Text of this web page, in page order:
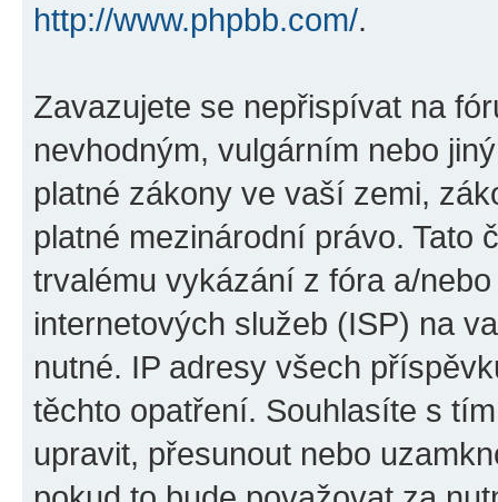
http://www.phpbb.com/.
Zavazujete se nepřispívat na
nevhodným, vulgárním nebo
platné zákony ve vaší zemi,
platné mezinárodní právo. Tato
trvalému vykázání z fóra a/
internetových služeb (ISP) na
nutné. IP adresy všech
těchto opatření. Souhlasíte s
upravit, přesunout nebo